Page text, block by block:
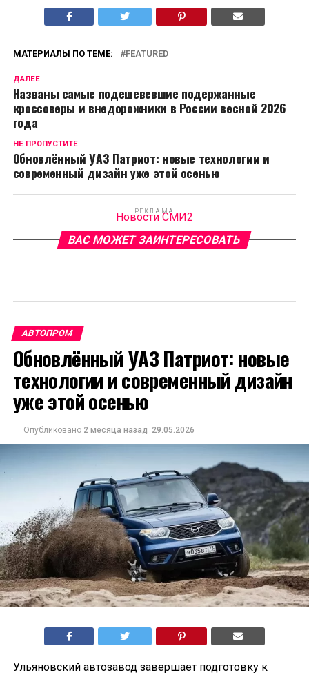
МАТЕРИАЛЫ ПО ТЕМЕ: FEATURED
ДАЛЕЕ
Названы самые подешевевшие подержанные
кроссоверы и внедорожники в России весной 2026
года
НЕ ПРОПУСТИТЕ
Обновлённый УАЗ Патриот: новые технологии и
современный дизайн уже этой осенью
РЕКЛАМА
Новости СМИ2
ВАС МОЖЕТ ЗАИНТЕРЕСОВАТЬ
АВТОПРОМ
Обновлённый УАЗ Патриот: новые
технологии и современный дизайн
уже этой осенью
Опубликовано 2 месяца назад 29.05.2026
Ульяновский автозавод завершает подготовку к